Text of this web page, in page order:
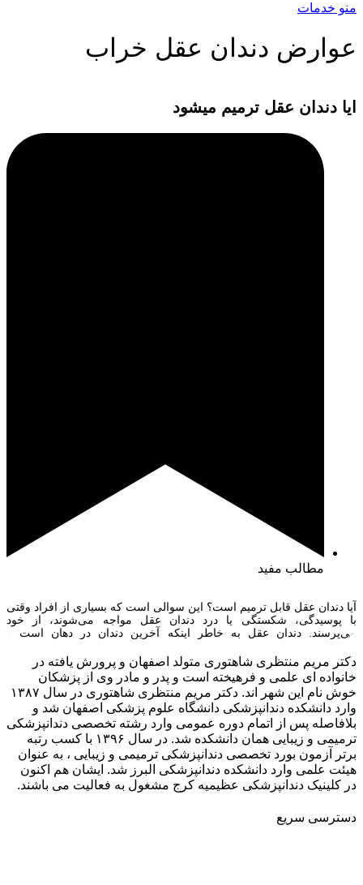
منو خدمات
عوارض دندان عقل خراب
ایا دندان عقل ترمیم میشود
مطالب مفید
آیا دندان عقل قابل ترمیم است؟ این سوالی است که بسیاری از افراد وقتی
با پوسیدگی، شکستگی یا درد دندان عقل مواجه می‌شوند، از خود
می‌پرسند. دندان عقل به خاطر اینکه آخرین دندان در دهان است و
می‌تواند مشکلاتی مثل التهاب لثه، درد […]
دکتر مریم منتظری شاهتوری متولد اصفهان و پرورش یافته در
خانواده ای علمی و فرهیخته است و پدر و مادر وی از پزشکان
خوش نام این شهر اند. دکتر مریم منتظری شاهتوری در سال ۱۳۸۷
وارد دانشکده دندانپزشکی دانشگاه علوم پزشکی اصفهان شد و
بلافاصله پس از اتمام دوره عمومی وارد رشته تخصصی دندانپزشکی
ترمیمی و زیبایی همان دانشکده شد. در سال ۱۳۹۶ با کسب رتبه
برتر آزمون بورد تخصصی دندانپزشکی ترمیمی و زیبایی ، به عنوان
هیئت علمی وارد دانشکده دندانپزشکی البرز شد. ایشان هم اکنون
در کلینیک دندانپزشکی عظیمیه کرج مشغول به فعالیت می باشند.
دسترسی سریع